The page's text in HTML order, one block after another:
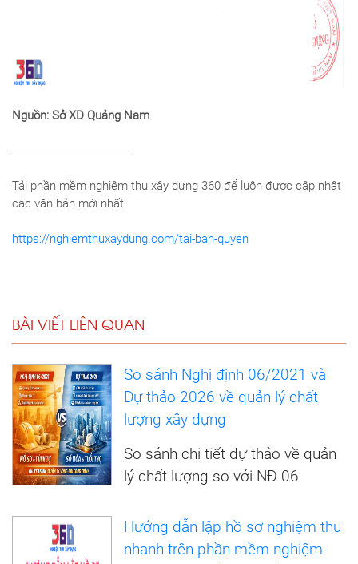
Nguồn: Sở XD Quảng Nam
Tải phần mềm nghiệm thu xây dựng 360 để luôn được cập nhật
các văn bản mới nhất
https://nghiemthuxaydung.com/tai-ban-quyen
BÀI VIẾT LIÊN QUAN
So sánh Nghị định 06/2021 và
Dự thảo 2026 về quản lý chất
lượng xây dựng
So sánh chi tiết dự thảo về quản
lý chất lượng so với NĐ 06
Hướng dẫn lập hồ sơ nghiệm thu
nhanh trên phần mềm nghiệm